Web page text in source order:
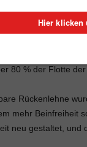
und präsentiert:
auf der
ist im gesamten
80 % der Flotte der
Rückenlehne
mehr Beinfreiheit
neu gestaltet, und